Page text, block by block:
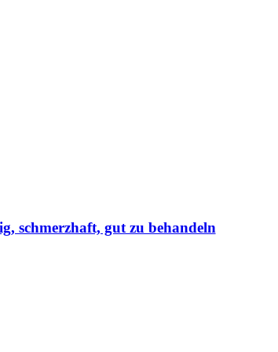
schmerzhaft, gut zu behandeln